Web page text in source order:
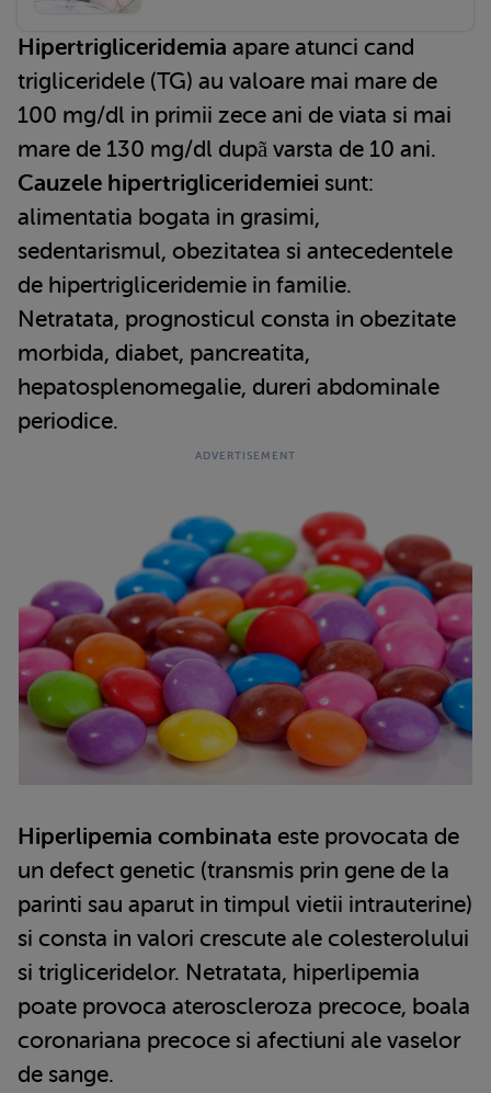
Hipertrigliceridemia apare atunci cand
trigliceridele (TG) au valoare mai mare de
100 mg/dl in primii zece ani de viata si mai
mare de 130 mg/dl dupã varsta de 10 ani.
Cauzele hipertrigliceridemiei sunt:
alimentatia bogata in grasimi,
sedentarismul, obezitatea si antecedentele
de hipertrigliceridemie in familie.
Netratata, prognosticul consta in obezitate
morbida, diabet, pancreatita,
hepatosplenomegalie, dureri abdominale
periodice.
Hiperlipemia combinata este provocata de
un defect genetic (transmis prin gene de la
parinti sau aparut in timpul vietii intrauterine)
si consta in valori crescute ale colesterolului
si trigliceridelor. Netratata, hiperlipemia
poate provoca ateroscleroza precoce, boala
coronariana precoce si afectiuni ale vaselor
de sange.